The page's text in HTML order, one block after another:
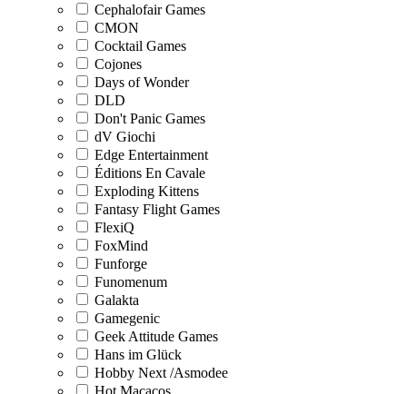
Cephalofair Games
CMON
Cocktail Games
Cojones
Days of Wonder
DLD
Don't Panic Games
dV Giochi
Edge Entertainment
Éditions En Cavale
Exploding Kittens
Fantasy Flight Games
FlexiQ
FoxMind
Funforge
Funomenum
Galakta
Gamegenic
Geek Attitude Games
Hans im Glück
Hobby Next /Asmodee
Hot Macacos